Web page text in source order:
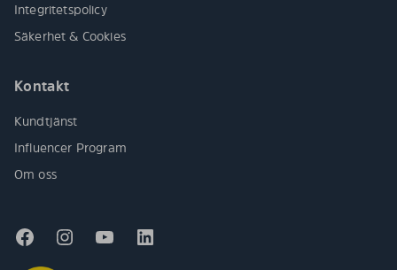
Integritetspolicy
Säkerhet & Cookies
Kontakt
Kundtjänst
Influencer Program
Om oss